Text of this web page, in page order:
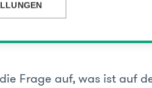
Frage auf, was ist auf